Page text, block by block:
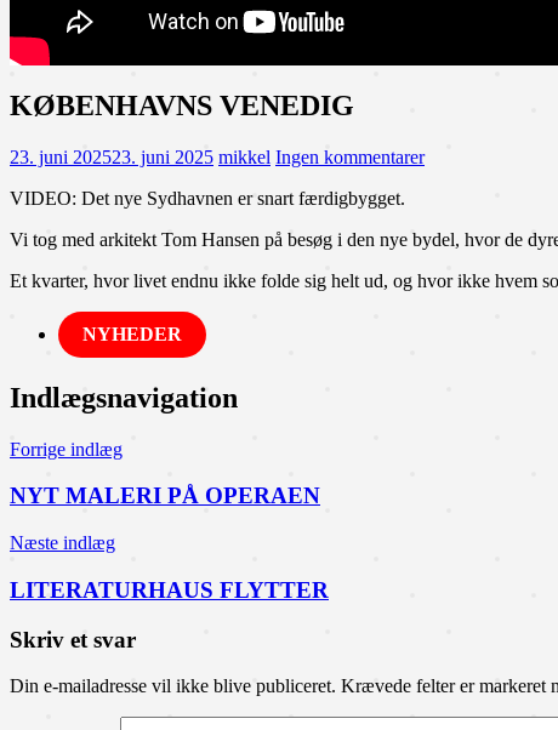
KØBENHAVNS VENEDIG
23. juni 202523. juni 2025 mikkel Ingen kommentarer
VIDEO: Det nye Sydhavnen er snart færdigbygget.
Vi tog med arkitekt Tom Hansen på besøg i den nye bydel, hvor de
Et kvarter, hvor livet endnu ikke folde sig helt ud, og hvor ikke hvem
NYHEDER
Indlægsnavigation
Forrige indlæg
NYT MALERI PÅ OPERAEN
Næste indlæg
LITERATURHAUS FLYTTER
Skriv et svar
Din e-mailadresse vil ikke blive publiceret. Krævede felter er markeret